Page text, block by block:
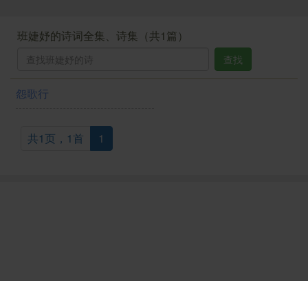
班婕妤的诗词全集、诗集（共1篇）
查找
怨歌行
共1页，1首 1